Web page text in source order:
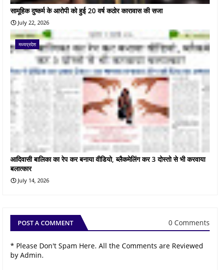
सामूहिक दुष्कर्म के आरोपी को हुई 20 वर्ष कठोर कारावास की सजा
July 22, 2026
मध्यप्रदेश
आदिवासी बालिका का रेप कर बनाया वीडियो, ब्लैकमेलिंग कर 3 दोस्तो से भी करवाया
बलात्कार
July 14, 2026
POST A COMMENT 0 Comments
* Please Don't Spam Here. All the Comments are Reviewed
by Admin.